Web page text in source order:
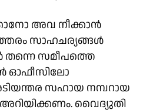
അവ നീക്കാന്‍
സാഹചര്യങ്ങള്‍
തന്നെ സമീപത്തെ
ഓഫീസിലോ
സഹായ നമ്പറായ
അറിയിക്കണം. വൈദ്യുതി